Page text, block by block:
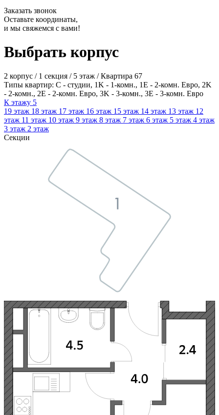
Заказать звонок
Оставьте координаты,
и мы свяжемся с вами!
Выбрать корпус
2 корпус / 1 секция / 5 этаж /Квартира 67
Типы квартир: С - студии, 1K - 1-комн., 1E - 2-комн. Евро, 2K
- 2-комн., 2E - 2-комн. Евро, 3K - 3-комн., 3E - 3-комн. Евро
К этажу 5
19 этаж 18 этаж 17 этаж 16 этаж 15 этаж 14 этаж 13 этаж 12
этаж 11 этаж 10 этаж 9 этаж 8 этаж 7 этаж 6 этаж 5 этаж 4 этаж
3 этаж 2 этаж
Секции